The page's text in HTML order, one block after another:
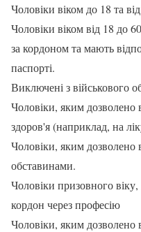
Чоловіки віком до 18 та
Чоловіки віком від 18 до
за кордоном та мають
паспорті.
Виключені з військового
Чоловіки, яким дозволено
здоров'я (наприклад, на
Чоловіки, яким дозволено
обставинами.
Чоловіки призовного
кордон через професію
Чоловіки, яким дозволено